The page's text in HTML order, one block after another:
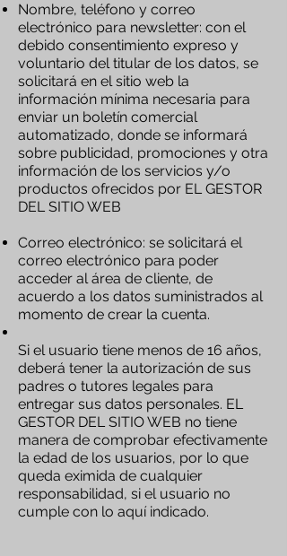
Nombre, teléfono y correo
electrónico para newsletter: con el
debido consentimiento expreso y
voluntario del titular de los datos, se
solicitará en el sitio web la
información mínima necesaria para
enviar un boletín comercial
automatizado, donde se informará
sobre publicidad, promociones y otra
información de los servicios y/o
productos ofrecidos por EL GESTOR
DEL SITIO WEB
Correo electrónico: se solicitará el
correo electrónico para poder
acceder al área de cliente, de
acuerdo a los datos suministrados al
momento de crear la cuenta.
Si el usuario tiene menos de 16 años,
deberá tener la autorización de sus
padres o tutores legales para
entregar sus datos personales. EL
GESTOR DEL SITIO WEB no tiene
manera de comprobar efectivamente
la edad de los usuarios, por lo que
queda eximida de cualquier
responsabilidad, si el usuario no
cumple con lo aquí indicado.